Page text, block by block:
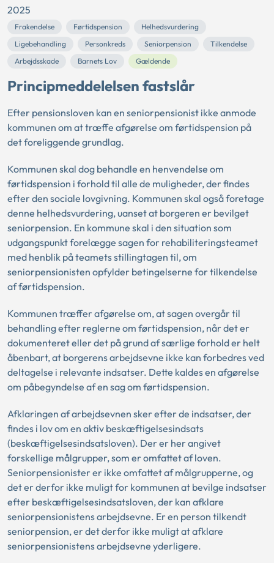
2025
Frakendelse Førtidspension
Helhedsvurdering
Ligebehandling
Personkreds Seniorpension
Tilkendelse
Arbejdsskade
Barnets Lov Gældende
Principmeddelelsen fastslår
Efter pensionsloven kan en seniorpensionist ikke anmode
kommunen om at træffe afgørelse om førtidspension på
det foreliggende grundlag.
Kommunen skal dog behandle en henvendelse om
førtidspension i forhold til alle de muligheder, der findes
efter den sociale lovgivning. Kommunen skal også foretage
denne helhedsvurdering, uanset at borgeren er bevilget
seniorpension. En kommune skal i den situation som
udgangspunkt forelægge sagen for rehabiliteringsteamet
med henblik på teamets stillingtagen til, om
seniorpensionisten opfylder betingelserne for tilkendelse
af førtidspension.
Kommunen træffer afgørelse om, at sagen overgår til
behandling efter reglerne om førtidspension, når det er
dokumenteret eller det på grund af særlige forhold er helt
åbenbart, at borgerens arbejdsevne ikke kan forbedres ved
deltagelse i relevante indsatser. Dette kaldes en afgørelse
om påbegyndelse af en sag om førtidspension.
Afklaringen af arbejdsevnen sker efter de indsatser, der
findes i lov om en aktiv beskæftigelsesindsats
(beskæftigelsesindsatsloven). Der er her angivet
forskellige målgrupper, som er omfattet af loven.
Seniorpensionister er ikke omfattet af målgrupperne, og
det er derfor ikke muligt for kommunen at bevilge indsatser
efter beskæftigelsesindsatsloven, der kan afklare
seniorpensionistens arbejdsevne. Er en person tilkendt
seniorpension, er det derfor ikke muligt at afklare
seniorpensionistens arbejdsevne yderligere.